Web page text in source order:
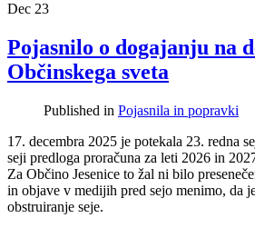
Dec 23
Pojasnilo o dogajanju na
Občinskega sveta
Published in Pojasnila in popravki
17. decembra 2025 je potekala 23. redna
seji predloga proračuna za leti 2026 in
Za Občino Jesenice to žal ni bilo
in objave v medijih pred sejo menimo, da
obstruiranje seje.